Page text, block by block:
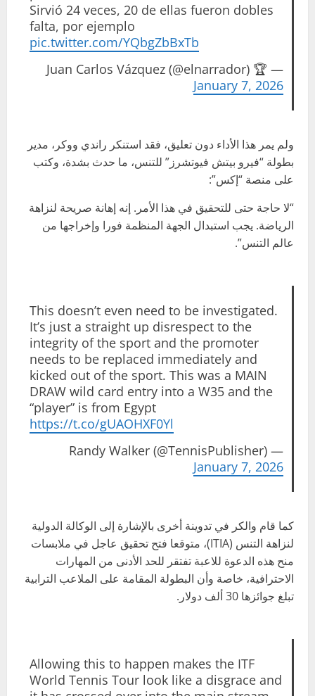
Sirvió 24 veces, 20 de ellas fueron dobles
falta, por ejemplo
pic.twitter.com/YQbgZbBxTb
— 🏆 Juan Carlos Vázquez (@elnarrador)
January 7, 2026
ولم يمر هذا الأداء دون تعليق، فقد استنكر راندي ووكر، مدير
بطولة “فيرو بيتش فيوتشرز” للتنس، ما حدث بشدة، وكتب
على منصة “إكس”:
“لا حاجة حتى للتحقيق في هذا الأمر. إنه إهانة صريحة لنزاهة
الرياضة. يجب استبدال الجهة المنظمة فورا وإخراجها من
عالم التنس”.
This doesn’t even need to be investigated.
It’s just a straight up disrespect to the
integrity of the sport and the promoter
needs to be replaced immediately and
kicked out of the sport. This was a MAIN
DRAW wild card entry into a W35 and the
“player” is from Egypt
https://t.co/gUAOHXF0Yl
— Randy Walker (@TennisPublisher)
January 7, 2026
كما قام والكر في تدوينة أخرى بالإشارة إلى الوكالة الدولية
لنزاهة التنس (ITIA)، متوقعا فتح تحقيق عاجل في ملابسات
منح هذه الدعوة للاعبة تفتقر للحد الأدنى من المهارات
الاحترافية، خاصة وأن البطولة المقامة على الملاعب الترابية
تبلغ جوائزها 30 ألف دولار.
Allowing this to happen makes the ITF
World Tennis Tour look like a disgrace and